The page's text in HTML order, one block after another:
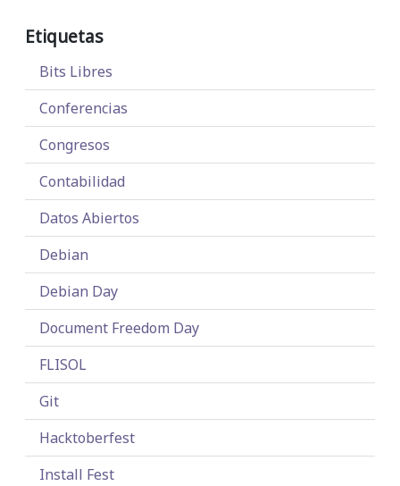
Etiquetas
Bits Libres
Conferencias
Congresos
Contabilidad
Datos Abiertos
Debian
Debian Day
Document Freedom Day
FLISOL
Git
Hacktoberfest
Install Fest